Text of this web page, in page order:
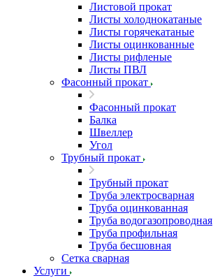
Листовой прокат
Листы холоднокатаные
Листы горячекатаные
Листы оцинкованные
Листы рифленые
Листы ПВЛ
Фасонный прокат
Фасонный прокат
Балка
Швеллер
Угол
Трубный прокат
Трубный прокат
Труба электросварная
Труба оцинкованная
Труба водогазопроводная
Труба профильная
Труба бесшовная
Сетка сварная
Услуги